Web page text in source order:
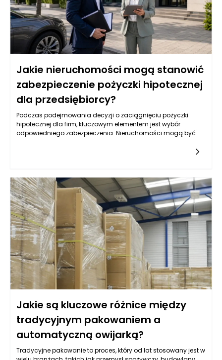
Jakie nieruchomości mogą stanowić
zabezpieczenie pożyczki hipotecznej
dla przedsiębiorcy?
Podczas podejmowania decyzji o zaciągnięciu pożyczki
hipotecznej dla firm, kluczowym elementem jest wybór
odpowiedniego zabezpieczenia. Nieruchomości mogą być
wykorzystywania w kontekście uzyskiwania pożyczek.
Kluczowym czynnikiem jest ich wartość rynkowa,
przyszłościowe możliwości zysku oraz rodzaj biznesu, który
przedsiębiorca prowadzi.
Jakie są kluczowe różnice między
tradycyjnym pakowaniem a
automatyczną owijarką?
Tradycyjne pakowanie to proces, który od lat stosowany jest w